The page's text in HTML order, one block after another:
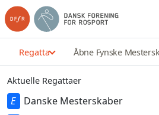
Regatta Åbne Fynske
Aktuelle Regattaer
Danske Mesterskaber